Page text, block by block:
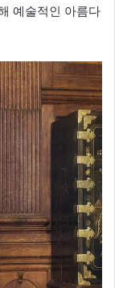
예술적인 아름다